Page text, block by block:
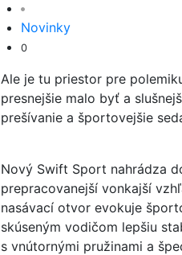
Novinky
0
Ale je tu priestor pre
presnejšie malo byť a
prešívanie a športovejšie
Nový Swift Sport nahrádza
prepracovanejší vonkajší
nasávací otvor evokuje
skúseným vodičom lepšiu
s vnútornými pružinami a